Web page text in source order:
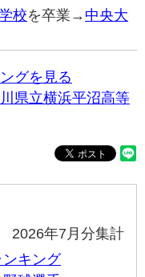
校を卒業→ 中央大
グを見る
県立横浜平沼高等
2026年7月分集計
キング